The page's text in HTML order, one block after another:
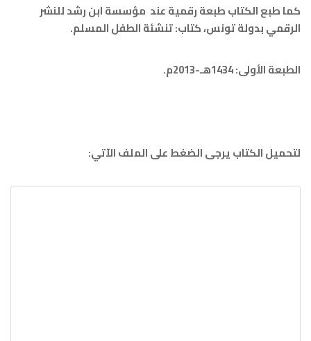
الكتاب طبعة رقمية عند مؤسسة ابن رشد للنشر
بدولة تونس، كتاب: تنشئة الطفل المسلم.
1434هـ-2013م.
الكتاب يرجى الضغط على الملف الآتي: